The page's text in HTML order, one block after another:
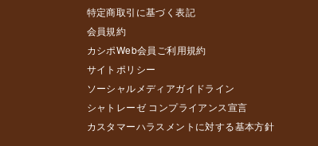
特定商取引に基づく表記
会員規約
カシポWeb会員ご利用規約
サイトポリシー
ソーシャルメディアガイドライン
シャトレーゼ コンプライアンス宣言
カスタマーハラスメントに対する基本方針